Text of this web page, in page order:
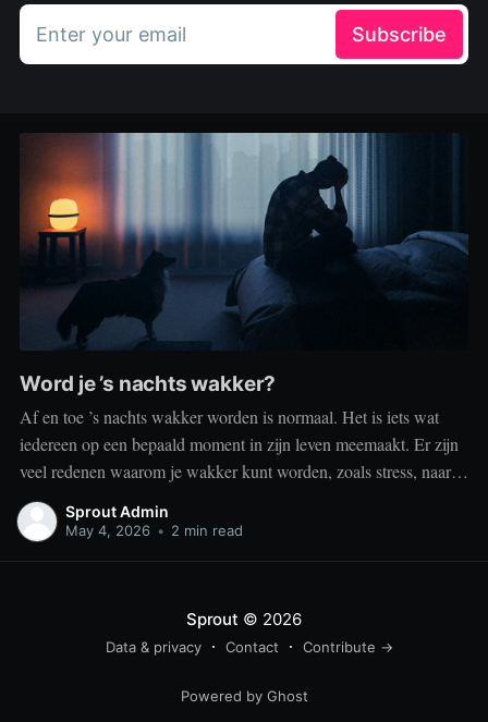
Enter your email Subscribe
Word je ’s nachts wakker?
Af en toe ’s nachts wakker worden is normaal. Het is iets wat
iedereen op een bepaald moment in zijn leven meemaakt. Er zijn
veel redenen waarom je wakker kunt worden, zoals stress, naar
het toilet moeten, je omgeving of medische aandoeningen die je
slaap beïnvloeden. Dit is geen probleem
Sprout Admin
May 4, 2026 • 2 min read
Sprout © 2026
Data & privacy Contact Contribute →
Powered by Ghost